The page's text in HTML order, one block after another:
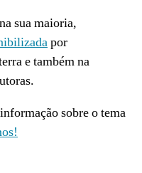
sua maioria,
por
e também na
sobre o tema